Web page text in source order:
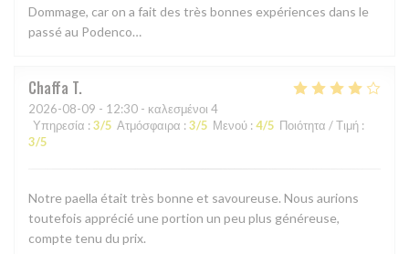
Dommage, car on a fait des très bonnes expériences dans le
passé au Podenco…
Chaffa T
2026-08-09 - 12:30 - καλεσμένοι 4
Υπηρεσία : 3/5 Ατμόσφαιρα : 3/5 Μενού : 4/5 Ποιότητα / Τιμή :
3/5
Notre paella était très bonne et savoureuse. Nous aurions
toutefois apprécié une portion un peu plus généreuse,
compte tenu du prix.